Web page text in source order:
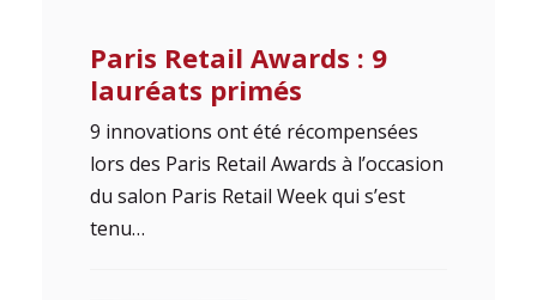
Paris Retail Awards : 9
lauréats primés
9 innovations ont été récompensées
lors des Paris Retail Awards à l’occasion
du salon Paris Retail Week qui s’est
tenu…